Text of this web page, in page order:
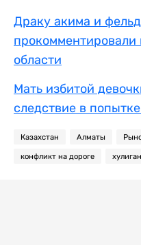
Драку акима и
области
Мать избитой
следствие в
Казахстан Алматы
конфликт на дороге